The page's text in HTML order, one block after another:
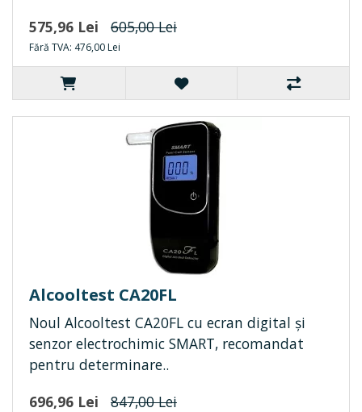
575,96 Lei
605,00 Lei
Fără TVA: 476,00 Lei
Alcooltest CA20FL
Noul Alcooltest CA20FL cu ecran digital și
senzor electrochimic SMART, recomandat
pentru determinare..
696,96 Lei
847,00 Lei